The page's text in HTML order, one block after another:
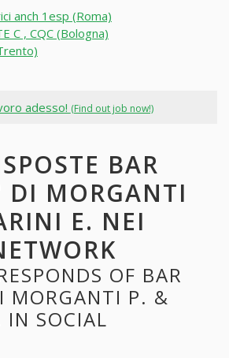
anch 1esp (Roma)
C , CQC (Bologna)
adesso! (Find out job now!)
BAR
DI MORGANTI
E. NEI
OF BAR
MORGANTI P. &
IN SOCIAL